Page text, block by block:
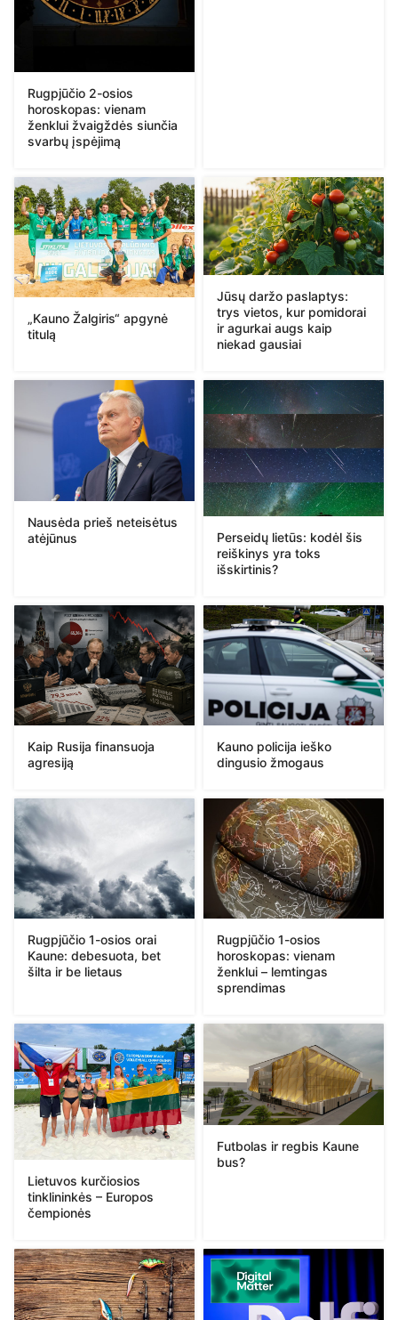
Rugpjūčio 2-osios
horoskopas: vienam
ženklui žvaigždės siunčia
svarbų įspėjimą
„Kauno Žalgiris“ apgynė
titulą
Jūsų daržo paslaptys:
trys vietos, kur pomidorai
ir agurkai augs kaip
niekad gausiai
Nausėda prieš neteisėtus
atėjūnus
Perseidų lietūs: kodėl šis
reiškinys yra toks
išskirtinis?
Kaip Rusija finansuoja
agresiją
Kauno policija ieško
dingusio žmogaus
Rugpjūčio 1-osios orai
Kaune: debesuota, bet
šilta ir be lietaus
Rugpjūčio 1-osios
horoskopas: vienam
ženklui – lemtingas
sprendimas
Lietuvos kurčiosios
tinklininkės – Europos
čempionės
Futbolas ir regbis Kaune
bus?